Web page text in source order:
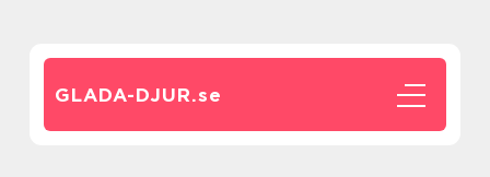
GLADA-DJUR.se